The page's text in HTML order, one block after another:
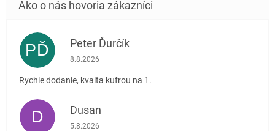
PĎ Peter Ďurčík
Hodnotenie obchodu je 5 z 5 hviezdičiek.
8.8.2026
Rychle dodanie, kvalta kufrou na 1.
D Dusan
Hodnotenie obchodu je 5 z 5 hviezdičiek.
5.8.2026